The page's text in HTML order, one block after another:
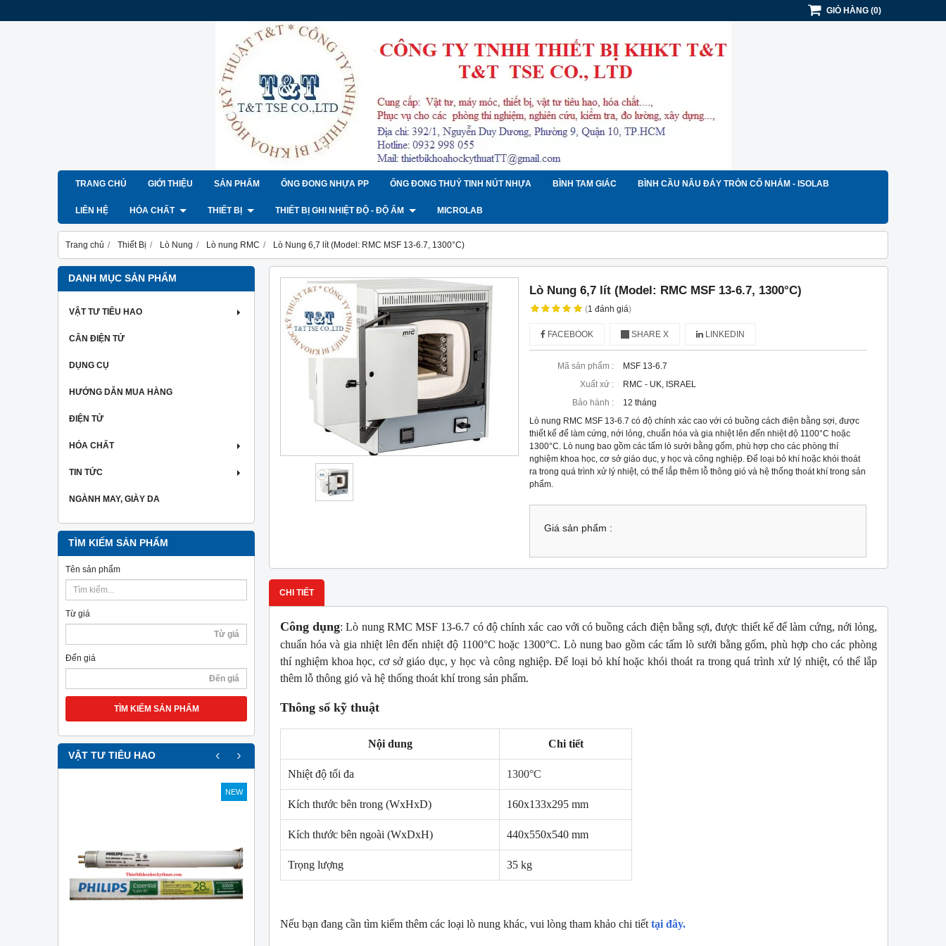
GIỎ HÀNG (0)
TRANG CHỦ GIỚI THIỆU SẢN PHẨM ỐNG ĐONG NHỰA PP ỐNG ĐONG THUỶ TINH NÚT NHỰA BÌNH TAM GIÁC BÌNH CẦU NÂU ĐÁY TRÒN CỔ NHÁM - ISOLAB
LIÊN HỆ HÓA CHẤT THIẾT BỊ THIẾT BỊ GHI NHIỆT ĐỘ - ĐỘ ẨM MICROLAB
Trang chủ Thiết Bị Lò Nung Lò nung RMC Lò Nung 6,7 lít (Model: RMC MSF 13-6.7, 1300°C)
DANH MỤC SẢN PHẨM
VẬT TƯ TIÊU HAO
CÂN ĐIỆN TỬ
DỤNG CỤ
HƯỚNG DẪN MUA HÀNG
ĐIỆN TỬ
HÓA CHẤT
TIN TỨC
NGÀNH MAY, GIÀY DA
TÌM KIẾM SẢN PHẨM
Tên sản phẩm
Từ giá
Đến giá
TÌM KIẾM SẢN PHẨM
VẬT TƯ TIÊU HAO
NEW NEW NEW
‹ ›
Lò Nung 6,7 lít (Model: RMC MSF 13-6.7, 1300°C)
(1đánh giá)
FACEBOOK SHARE X LINKEDIN
Mã sản phẩm :
MSF 13-6.7
Xuất xứ :
RMC - UK, ISRAEL
Bảo hành :
12 tháng
Lò nung RMC MSF 13-6.7 có độ chính xác cao với có buồng cách điện bằng sợi, được
thiết kế để làm cứng, nới lỏng, chuẩn hóa và gia nhiệt lên đến nhiệt độ 1100°C hoặc
1300°C. Lò nung bao gồm các tấm lò sưởi bằng gốm, phù hợp cho các phòng thí
nghiệm khoa học, cơ sở giáo dục, y học và công nghiệp. Để loại bỏ khí hoặc khói thoát
ra trong quá trình xử lý nhiệt, có thể lắp thêm lỗ thông gió và hệ thống thoát khí trong sản
phẩm.
Giá sản phẩm :
CHI TIẾT
Công dụng: Lò nung RMC MSF 13-6.7 có độ chính xác cao với có buồng cách điện bằng sợi, được thiết kế để làm cứng, nới lỏng,
chuẩn hóa và gia nhiệt lên đến nhiệt độ 1100°C hoặc 1300°C. Lò nung bao gồm các tấm lò sưởi bằng gốm, phù hợp cho các phòng
thí nghiệm khoa học, cơ sở giáo dục, y học và công nghiệp. Để loại bỏ khí hoặc khói thoát ra trong quá trình xử lý nhiệt, có thể lắp
thêm lỗ thông gió và hệ thống thoát khí trong sản phẩm.
Thông số kỹ thuật
Nội dung Chi tiết
Nhiệt độ tối đa 1300°C
Kích thước bên trong (WxHxD) 160x133x295 mm
Kích thước bên ngoài (WxDxH) 440x550x540 mm
Trọng lượng 35 kg
Nếu bạn đang cần tìm kiếm thêm các loại lò nung khác, vui lòng tham khảo chi tiết tại đây.